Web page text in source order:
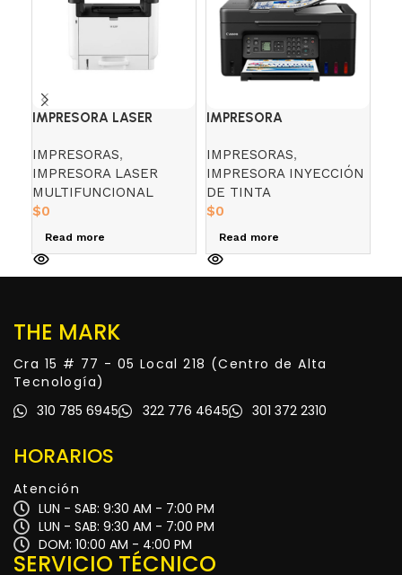
IMPRESORA LASER
M320F
IMPRESORAS,
IMPRESORA LASER
MULTIFUNCIONAL
$0
Read more
IMPRESORA
CANON G4170
IMPRESORAS,
IMPRESORA INYECCIÓN
DE TINTA
$0
Read more
THE MARK
Cra 15 # 77 - 05 Local 218 (Centro de Alta
Tecnología)
310 785 6945
322 776 4645 301 372 2310
HORARIOS
Atención
LUN - SAB: 9:30 AM - 7:00 PM
LUN - SAB: 9:30 AM - 7:00 PM
DOM: 10:00 AM - 4:00 PM
SERVICIO TÉCNICO